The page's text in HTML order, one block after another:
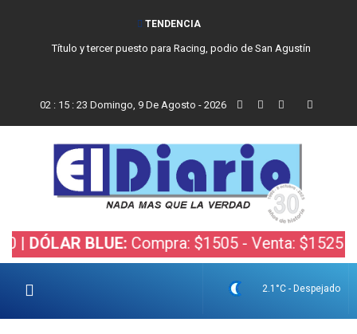
TENDENCIA
Título y tercer puesto para Racing, podio de San Agustín
02 : 15 : 24 Domingo, 9 De Agosto - 2026
BLUE:Compra: $1505 - Venta: $1525 |
2.1°C - Despejado